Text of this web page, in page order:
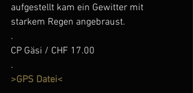
aufgestellt kam ein Gewitter mit
starkem Regen angebraust.
.
CP Gäsi / CHF 17.00
.
>GPS Datei<